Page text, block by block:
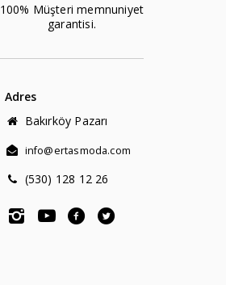
100% Müşteri memnuniyet
garantisi.
Adres
Bakırköy Pazarı
info@ertasmoda.com
(530) 128 12 26